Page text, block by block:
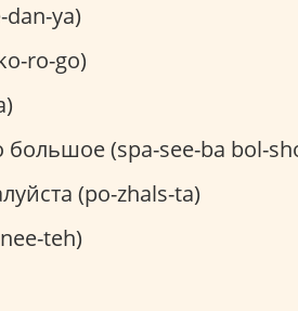
ya)
ro-go)
большое (spa-see-ba bol-
(po-zhals-ta)
teh)